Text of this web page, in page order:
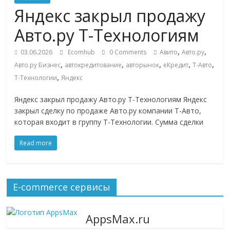
Commerce,
омниканальном
ритейле,
логистике,
технологиях,
Портал
об
онлайн-
Яндекс закрыл продажу
Авто.ру Т-Технологиям
03.06.2026 Ecomhub 0 Comments Авито,Авто.ру,
Авто.ру Бизнес, автокредитование, авторынок, еКредит,Т-Авто,
Т-Технологии,Яндекс
Яндекс закрыл продажу Авто.ру Т-Технологиям Яндекс
закрыл сделку по продаже Авто.ру компании Т-Авто,
которая входит в группу Т-Технологии. Сумма сделки
Read more
E-commerce сервисы
AppsMax.ru